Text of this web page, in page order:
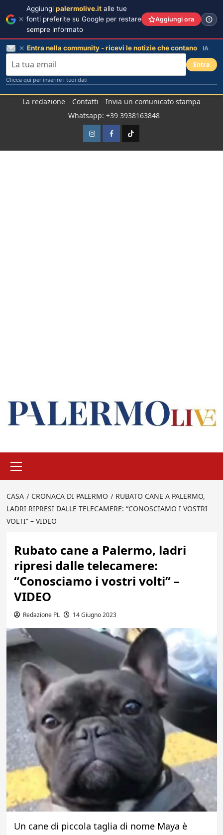
La redazione Contatti
Invia un comunicato stampa
Whatsapp: +39 3938163848
InstagramFacebook
TikTok
principale
CASA CRONACA DI PALERMO
RUBATO CANE A PALERMO,
LADRI RIPRESI DALLE TELECAMERE: “CONOSCIAMO I VOSTRI
VOLTI” – VIDEO
Rubato cane a Palermo, ladri
ripresi dalle telecamere:
“Conosciamo i vostri volti” –
VIDEO
Redazione PL 14 Giugno 2023
Un cane di piccola taglia di nome Maya è
Aggiungi palermolive.it alle tue
fonti preferite su Google per restare
sempre informato
Aggiungi ora
Entra nella community - ricevi le notizie che contano IA
Entra
Clicca qui per inserire i tuoi dati